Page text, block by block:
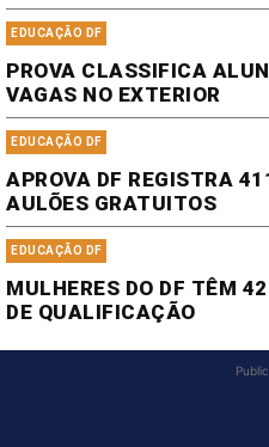
EDUCAÇÃO DF
PROVA CLASSIFICA
VAGAS NO EXTERIOR
EDUCAÇÃO DF
APROVA DF REGISTRA
AULÕES GRATUITOS
EDUCAÇÃO DF
MULHERES DO DF TÊM
DE QUALIFICAÇÃO